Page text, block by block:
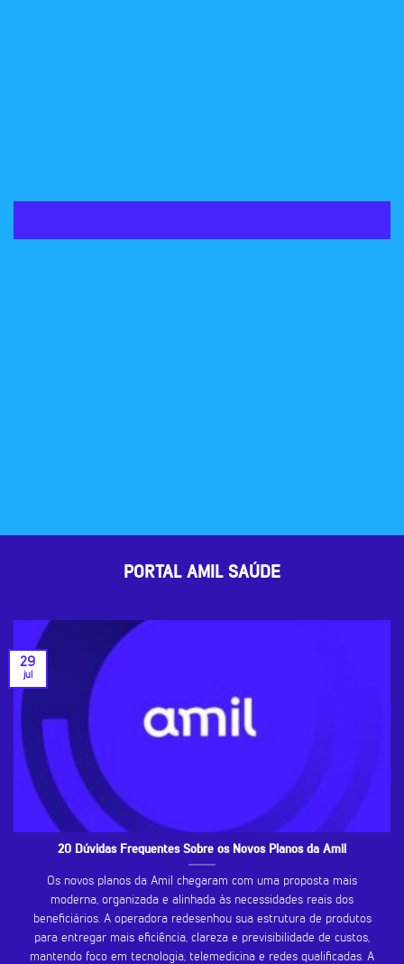
PORTAL AMIL SAÚDE
20 Dúvidas Frequentes Sobre os Novos Planos da Amil
Os novos planos da Amil chegaram com uma proposta mais
moderna, organizada e alinhada às necessidades reais dos
beneficiários. A operadora redesenhou sua estrutura de produtos
para entregar mais eficiência, clareza e previsibilidade de custos,
mantendo foco em tecnologia, telemedicina e redes qualificadas. A
29
jul